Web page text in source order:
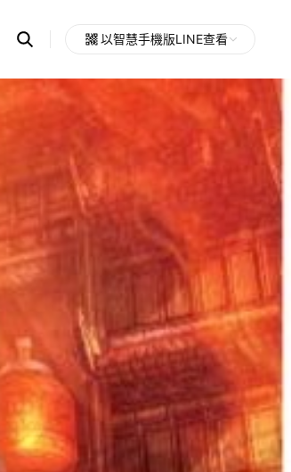
Search
OpenChats
messages
search
以智慧手機版LINE查看